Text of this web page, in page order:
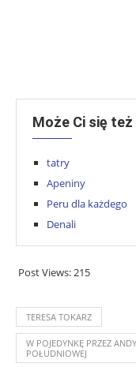
Może Ci się
tatry
Apeniny
Peru dla każdego
Denali
Post Views:215
TERESA TOKARZ
W POJEDYNKĘ PRZEZ
POŁUDNIOWEJ